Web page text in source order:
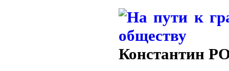
Константин